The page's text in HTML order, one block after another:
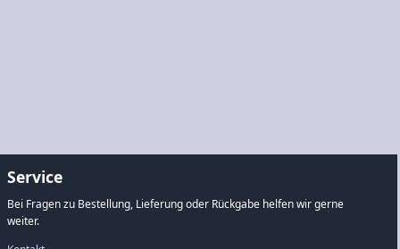
Service
Bei Fragen zu Bestellung, Lieferung oder Rückgabe helfen wir gerne
weiter.